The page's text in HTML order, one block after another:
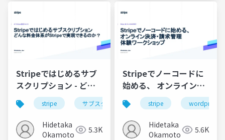
Stripeではじめるサブ
スクリプション - どん
な料金体系がStripeで
実現できるのか？ /
JP_Stripes Tokyo
202309
stripe サブスクリプション 決済システム
Hidetaka
Okamoto
5.3K
Stripeでノーコードに
始める、 オンライン決
済・請求管理 体験ワー
クショップ
stripe wordpress
Hidetaka
Okamoto
5.6K